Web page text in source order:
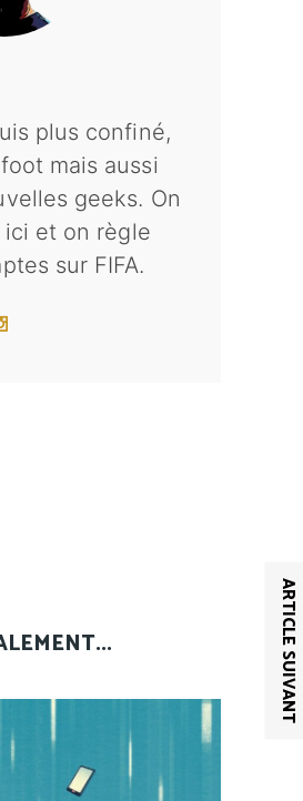
plus confiné,
mais aussi
geeks. On
et on règle
sur FIFA.
ARTICLE SUIVANT